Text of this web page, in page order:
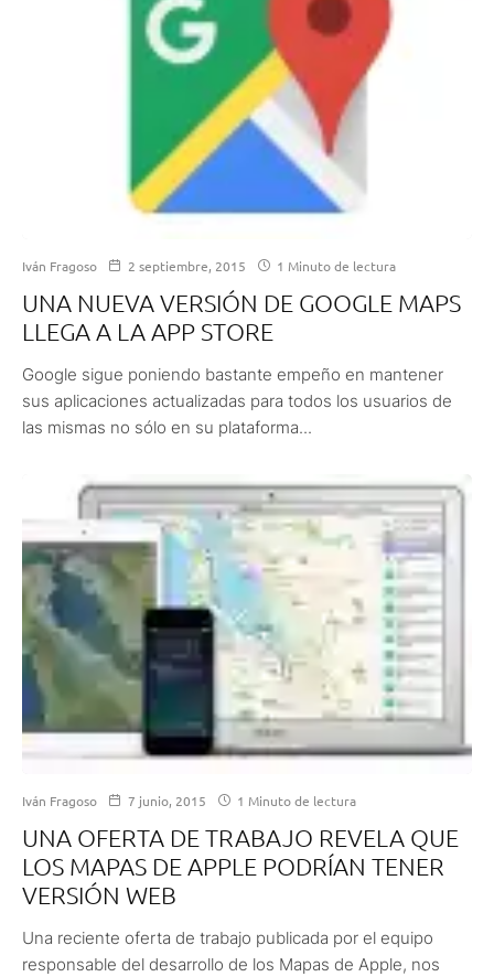
Iván Fragoso 2 septiembre, 2015 1 Minuto de lectura
UNA NUEVA VERSIÓN DE GOOGLE MAPS
LLEGA A LA APP STORE
Google sigue poniendo bastante empeño en mantener
sus aplicaciones actualizadas para todos los usuarios de
las mismas no sólo en su plataforma...
Iván Fragoso 7 junio, 2015 1 Minuto de lectura
UNA OFERTA DE TRABAJO REVELA QUE
LOS MAPAS DE APPLE PODRÍAN TENER
VERSIÓN WEB
Una reciente oferta de trabajo publicada por el equipo
responsable del desarrollo de los Mapas de Apple, nos